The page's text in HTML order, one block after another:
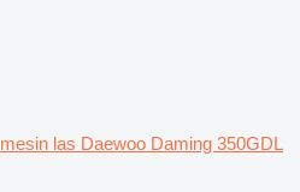
mesin las Daewoo Daming 350GDL